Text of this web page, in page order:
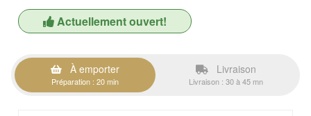
Actuellement ouvert!
À emporter
Préparation : 20 min
Livraison
Livraison : 30 à 45 mn